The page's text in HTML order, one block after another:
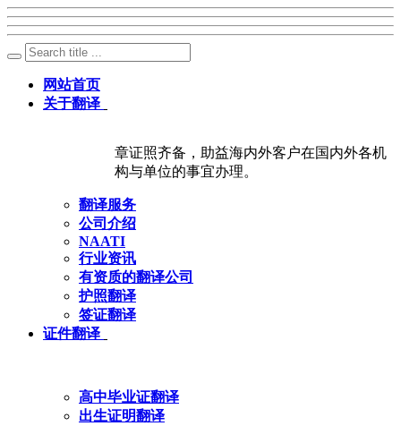
网站首页
关于翻译
章证照齐备，助益海内外客户在国内外各机
构与单位的事宜办理。
翻译服务
公司介绍
NAATI
行业资讯
有资质的翻译公司
护照翻译
签证翻译
证件翻译
高中毕业证翻译
出生证明翻译